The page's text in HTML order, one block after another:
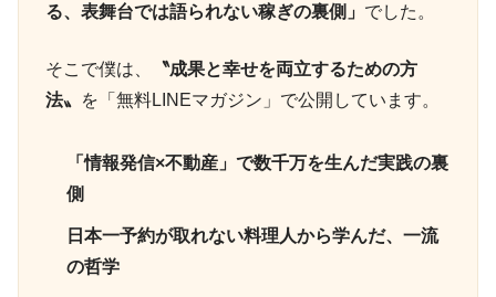
る、表舞台では語られない稼ぎの裏側」 でした。
そこで僕は、
〝成果と幸せを両立するための方
法〟
を「無料LINEマガジン」で公開しています。
「情報発信×不動産」で数千万を生んだ実践の裏
側
日本一予約が取れない料理人から学んだ、一流
の哲学